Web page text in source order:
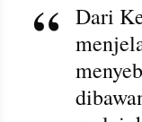
Dari